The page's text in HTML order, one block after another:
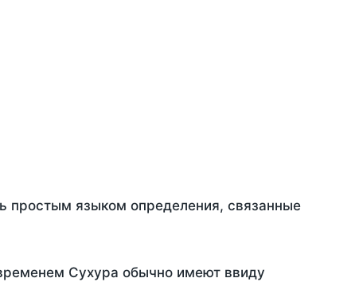
простым языком определения, связанные
Сухура обычно имеют ввиду